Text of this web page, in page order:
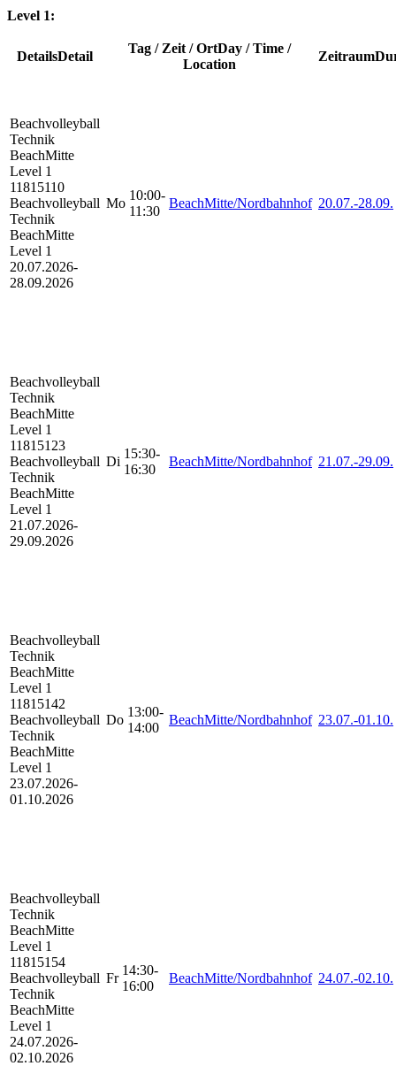
Level 1:
DetailsDetail
Tag / Zeit / OrtDay / Time /
Location
Zeitraum
Beachvolleyball
Technik
BeachMitte
Level 1
11815110
Beachvolleyball
Technik
BeachMitte
Level 1
20.07.2026-
28.09.2026
Mo
10:00-
11:30
BeachMitte/Nordbahnhof 20.07.-28.09.
Beachvolleyball
Technik
BeachMitte
Level 1
11815123
Beachvolleyball
Technik
BeachMitte
Level 1
21.07.2026-
29.09.2026
Di
15:30-
16:30
BeachMitte/Nordbahnhof 21.07.-29.09.
Beachvolleyball
Technik
BeachMitte
Level 1
11815142
Beachvolleyball
Technik
BeachMitte
Level 1
23.07.2026-
01.10.2026
Do
13:00-
14:00
BeachMitte/Nordbahnhof 23.07.-01.10.
Beachvolleyball
Technik
BeachMitte
Level 1
11815154
Beachvolleyball
Technik
BeachMitte
Level 1
24.07.2026-
02.10.2026
Fr
14:30-
16:00
BeachMitte/Nordbahnhof 24.07.-02.10.